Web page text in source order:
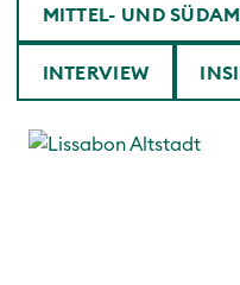
INTERVIEW
MITTEL- UND